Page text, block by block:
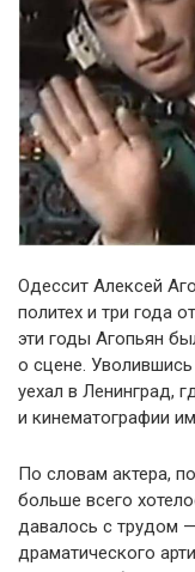
Одессит Алексей
политех и три года
эти годы Агопьян
о сцене.
уехал в Ленинград,
и кинематографии
По словам актера,
больше всего
давалось с трудом
драматического